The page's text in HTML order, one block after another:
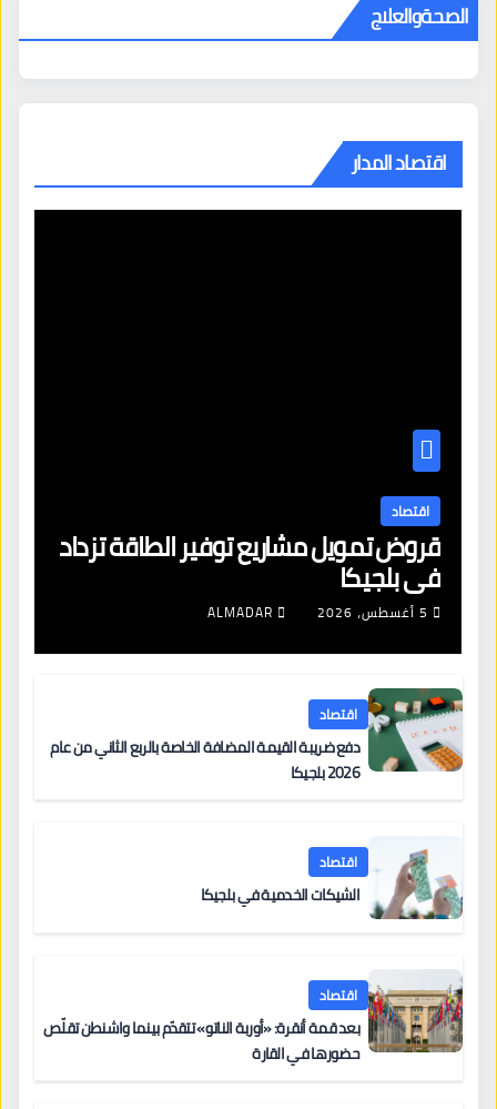
الصحةوالعلاج
اقتصاد المدار
اقتصاد
قروض تمويل مشاريع توفير الطاقة تزداد
في بلجيكا
5 أغسطس، 2026 ALMADAR
اقتصاد
دفع ضريبة القيمة المضافة الخاصة بالربع الثاني من عام
2026 بلجيكا
اقتصاد
الشيكات الخدمية في بلجيكا
اقتصاد
بعد قمة أنقرة: «أوربة الناتو» تتقدّم بينما واشنطن تقلّص
حضورها في القارة